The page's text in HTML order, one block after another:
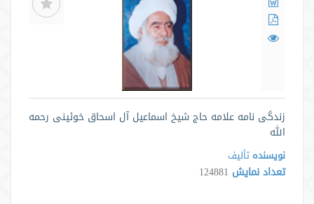
زندگی نامه علامه حاج شیخ اسماعیل آل اسحاق خوئینی رحمه
الله
نویسنده تألیف
تعداد نمایش 124881